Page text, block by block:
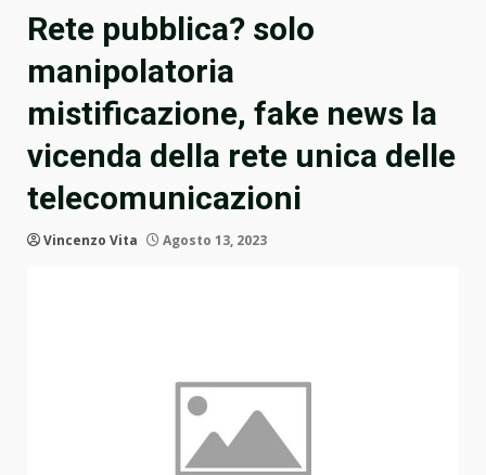
Rete pubblica? solo
manipolatoria
mistificazione, fake news la
vicenda della rete unica delle
telecomunicazioni
Vincenzo Vita Agosto 13, 2023